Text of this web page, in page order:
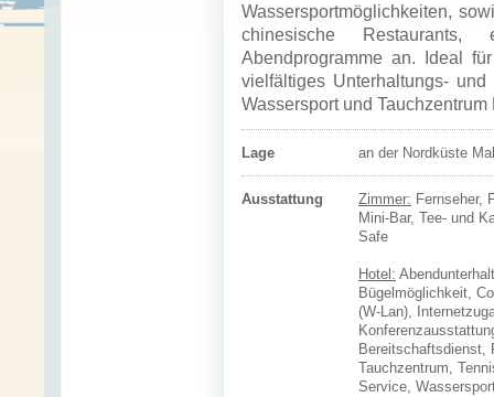
Wassersportmöglichkeiten,
chinesische
Abendprogramme an. Ideal
vielfältiges Unterhaltungs-
Wassersport und
Lage an der Nordküste
Ausstattung Zimmer: Fernseher,
Mini-Bar, Tee- und
Safe
Hotel:
Bügelmöglichkeit,
(W-Lan),
Bereitschaftsdienst,
Tauchzentrum,
Service,